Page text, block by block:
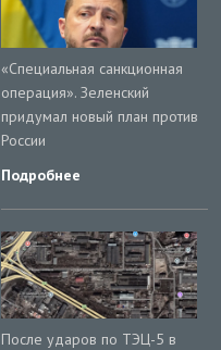
«Специальная санкционная
операция». Зеленский
придумал новый план против
России
Подробнее
После ударов по ТЭЦ-5 в